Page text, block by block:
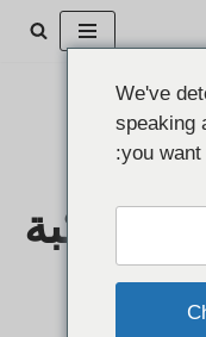
المركبة
We've
speaking
you want